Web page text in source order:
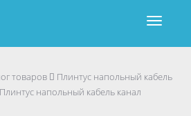
товаров
Плинтус напольный кабель
напольный кабель канал